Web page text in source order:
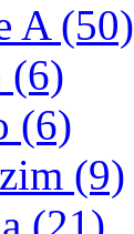
A (50)
(6)
(6)
(9)